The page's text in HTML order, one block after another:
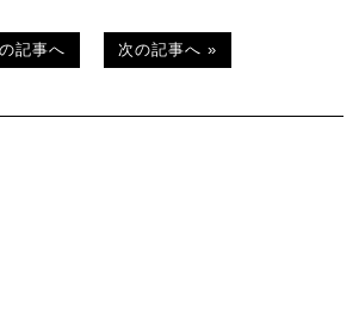
記事へ 次の記事へ »